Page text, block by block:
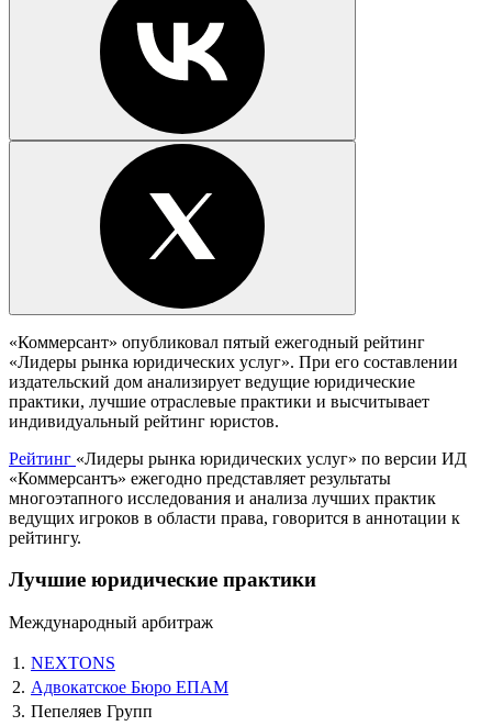
«Коммерсант» опубликовал пятый ежегодный рейтинг
«Лидеры рынка юридических услуг». При его составлении
издательский дом анализирует ведущие юридические
практики, лучшие отраслевые практики и высчитывает
индивидуальный рейтинг юристов.
Рейтинг «Лидеры рынка юридических услуг» по версии ИД
«Коммерсантъ» ежегодно представляет результаты
многоэтапного исследования и анализа лучших практик
ведущих игроков в области права, говорится в аннотации к
рейтингу.
Лучшие юридические практики
Международный арбитраж
1. NEXTONS
2. Адвокатское Бюро ЕПАМ
3. Пепеляев Групп